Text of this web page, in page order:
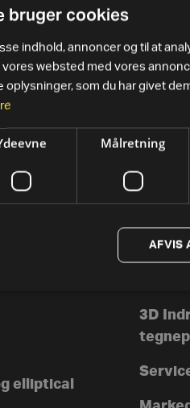
elliptical
3D
bruger cookies
indhold, annoncer og til at
websted med vores
som du har givet
Målretning
AFVIS